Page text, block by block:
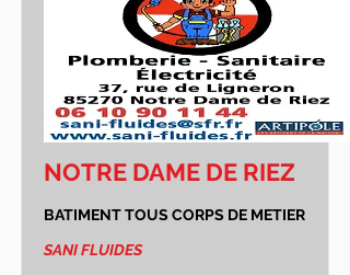
NOTRE DAME DE RIEZ
BATIMENT TOUS CORPS DE METIER
SANI FLUIDES